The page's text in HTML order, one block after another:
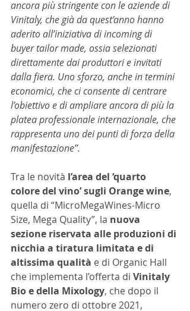
ancora più stringente con le aziende di
Vinitaly, che già da quest’anno hanno
aderito all’iniziativa di incoming di
buyer tailor made, ossia selezionati
direttamente dai produttori e invitati
dalla fiera. Uno sforzo, anche in termini
economici, che ci consente di centrare
l’obiettivo e di ampliare ancora di più la
platea professionale internazionale, che
rappresenta uno dei punti di forza della
manifestazione”.
Tra le novità l’area del ‘quarto
colore del vino’ sugli Orange wine,
quella di “MicroMegaWines-Micro
Size, Mega Quality”, la nuova
sezione riservata alle produzioni di
nicchia a tiratura limitata e di
altissima qualità e di Organic Hall
che implementa l’offerta di Vinitaly
Bio e della Mixology, che dopo il
numero zero di ottobre 2021,